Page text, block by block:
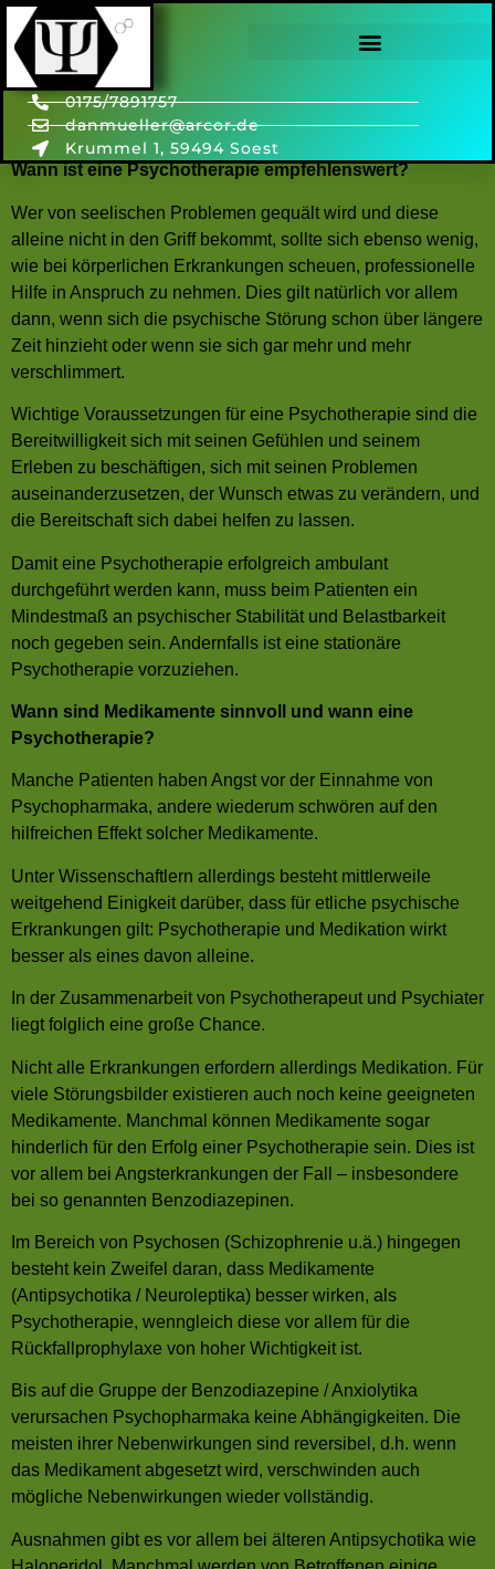
0175/7891757
danmueller@arcor.de
Krummel 1, 59494 Soest
FAQ
Wann ist eine Psychotherapie empfehlenswert?
Wer von seelischen Problemen gequält wird und diese
alleine nicht in den Griff bekommt, sollte sich ebenso wenig,
wie bei körperlichen Erkrankungen scheuen, professionelle
Hilfe in Anspruch zu nehmen. Dies gilt natürlich vor allem
dann, wenn sich die psychische Störung schon über längere
Zeit hinzieht oder wenn sie sich gar mehr und mehr
verschlimmert.
Wichtige Voraussetzungen für eine Psychotherapie sind die
Bereitwilligkeit sich mit seinen Gefühlen und seinem
Erleben zu beschäftigen, sich mit seinen Problemen
auseinanderzusetzen, der Wunsch etwas zu verändern, und
die Bereitschaft sich dabei helfen zu lassen.
Damit eine Psychotherapie erfolgreich ambulant
durchgeführt werden kann, muss beim Patienten ein
Mindestmaß an psychischer Stabilität und Belastbarkeit
noch gegeben sein. Andernfalls ist eine stationäre
Psychotherapie vorzuziehen.
Wann sind Medikamente sinnvoll und wann eine
Psychotherapie?
Manche Patienten haben Angst vor der Einnahme von
Psychopharmaka, andere wiederum schwören auf den
hilfreichen Effekt solcher Medikamente.
Unter Wissenschaftlern allerdings besteht mittlerweile
weitgehend Einigkeit darüber, dass für etliche psychische
Erkrankungen gilt: Psychotherapie und Medikation wirkt
besser als eines davon alleine.
In der Zusammenarbeit von Psychotherapeut und Psychiater
liegt folglich eine große Chance.
Nicht alle Erkrankungen erfordern allerdings Medikation. Für
viele Störungsbilder existieren auch noch keine geeigneten
Medikamente. Manchmal können Medikamente sogar
hinderlich für den Erfolg einer Psychotherapie sein. Dies ist
vor allem bei Angsterkrankungen der Fall – insbesondere
bei so genannten Benzodiazepinen.
Im Bereich von Psychosen (Schizophrenie u.ä.) hingegen
besteht kein Zweifel daran, dass Medikamente
(Antipsychotika / Neuroleptika) besser wirken, als
Psychotherapie, wenngleich diese vor allem für die
Rückfallprophylaxe von hoher Wichtigkeit ist.
Bis auf die Gruppe der Benzodiazepine / Anxiolytika
verursachen Psychopharmaka keine Abhängigkeiten. Die
meisten ihrer Nebenwirkungen sind reversibel, d.h. wenn
das Medikament abgesetzt wird, verschwinden auch
mögliche Nebenwirkungen wieder vollständig.
Ausnahmen gibt es vor allem bei älteren Antipsychotika wie